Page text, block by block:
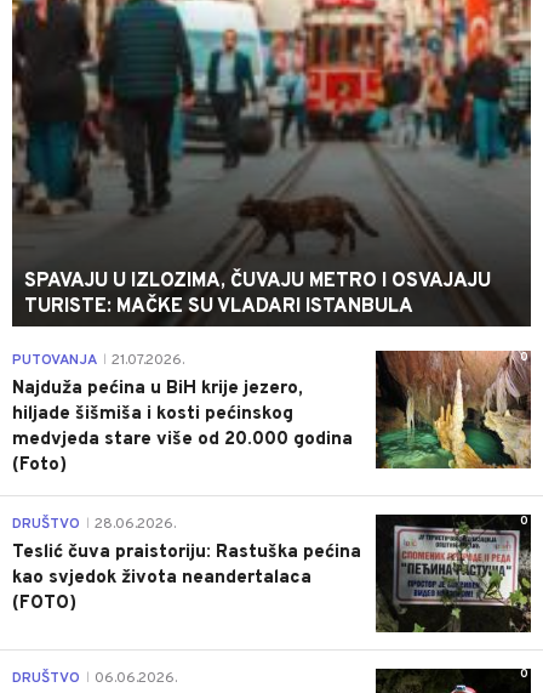
SPAVAJU U IZLOZIMA, ČUVAJU METRO I OSVAJAJU
TURISTE: MAČKE SU VLADARI ISTANBULA
0
PUTOVANJA 21.07.2026.
Najduža pećina u BiH krije jezero,
hiljade šišmiša i kosti pećinskog
medvjeda stare više od 20.000 godina
(Foto)
0
DRUŠTVO 28.06.2026.
Teslić čuva praistoriju: Rastuška pećina
kao svjedok života neandertalaca
(FOTO)
0
DRUŠTVO 06.06.2026.